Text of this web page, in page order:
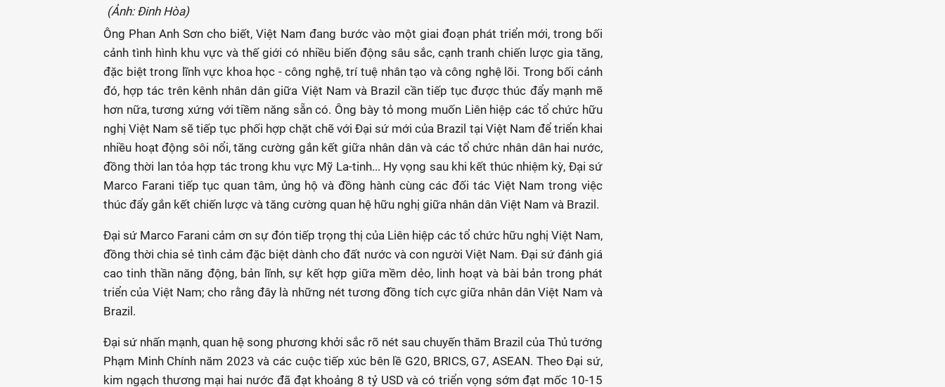
(Ảnh: Đinh Hòa)
Ông Phan Anh Sơn cho biết, Việt Nam đang bước vào một giai đoạn phát triển mới, trong bối
cảnh tình hình khu vực và thế giới có nhiều biến động sâu sắc, cạnh tranh chiến lược gia tăng,
đặc biệt trong lĩnh vực khoa học - công nghệ, trí tuệ nhân tạo và công nghệ lõi. Trong bối cảnh
đó, hợp tác trên kênh nhân dân giữa Việt Nam và Brazil cần tiếp tục được thúc đẩy mạnh mẽ
hơn nữa, tương xứng với tiềm năng sẵn có. Ông bày tỏ mong muốn Liên hiệp các tổ chức hữu
nghị Việt Nam sẽ tiếp tục phối hợp chặt chẽ với Đại sứ mới của Brazil tại Việt Nam để triển khai
nhiều hoạt động sôi nổi, tăng cường gắn kết giữa nhân dân và các tổ chức nhân dân hai nước,
đồng thời lan tỏa hợp tác trong khu vực Mỹ La-tinh... Hy vọng sau khi kết thúc nhiệm kỳ, Đại sứ
Marco Farani tiếp tục quan tâm, ủng hộ và đồng hành cùng các đối tác Việt Nam trong việc
thúc đẩy gắn kết chiến lược và tăng cường quan hệ hữu nghị giữa nhân dân Việt Nam và Brazil.
Đại sứ Marco Farani cảm ơn sự đón tiếp trọng thị của Liên hiệp các tổ chức hữu nghị Việt Nam,
đồng thời chia sẻ tình cảm đặc biệt dành cho đất nước và con người Việt Nam. Đại sứ đánh giá
cao tinh thần năng động, bản lĩnh, sự kết hợp giữa mềm dẻo, linh hoạt và bài bản trong phát
triển của Việt Nam; cho rằng đây là những nét tương đồng tích cực giữa nhân dân Việt Nam và
Brazil.
Đại sứ nhấn mạnh, quan hệ song phương khởi sắc rõ nét sau chuyến thăm Brazil của Thủ tướng
Phạm Minh Chính năm 2023 và các cuộc tiếp xúc bên lề G20, BRICS, G7, ASEAN. Theo Đại sứ,
kim ngạch thương mại hai nước đã đạt khoảng 8 tỷ USD và có triển vọng sớm đạt mốc 10-15